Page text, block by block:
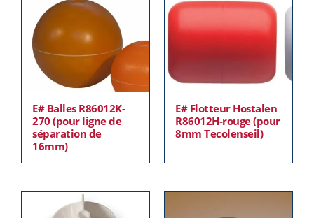
E# Balles R86012K-
270 (pour ligne de
séparation de
16mm)
E# Flotteur Hostalen
R86012H-rouge (pour
8mm Tecolenseil)